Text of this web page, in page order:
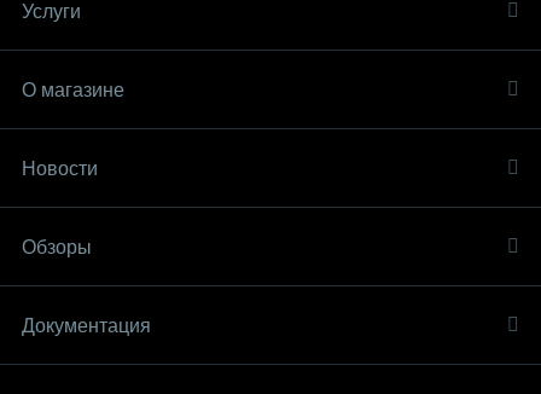
Услуги
О магазине
Новости
Обзоры
Документация